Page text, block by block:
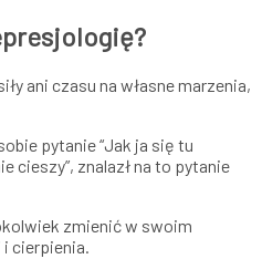
ani czasu na własne marzenia,
pytanie “Jak ja się tu
cieszy”, znalazł na to pytanie
zmienić w swoim
i cierpienia.